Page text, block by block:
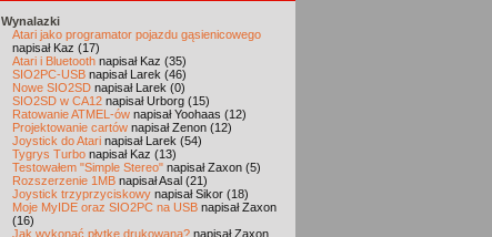
Wynalazki
Atari jako programator pojazdu gąsienicowego
napisał Kaz (17)
Atari i Bluetooth napisał Kaz (35)
SIO2PC-USB napisał Larek (46)
Nowe SIO2SD napisał Larek (0)
SIO2SD w CA12 napisał Urborg (15)
Ratowanie ATMEL-ów napisał Yoohaas (12)
Projektowanie cartów napisał Zenon (12)
Joystick do Atari napisał Larek (54)
Tygrys Turbo napisał Kaz (13)
Testowałem "Simple Stereo" napisał Zaxon (5)
Rozszerzenie 1MB napisał Asal (21)
Joystick trzyprzyciskowy napisał Sikor (18)
Moje MyIDE oraz SIO2PC na USB napisał Zaxon
(16)
Jak wykonać płytkę drukowaną? napisał Zaxon